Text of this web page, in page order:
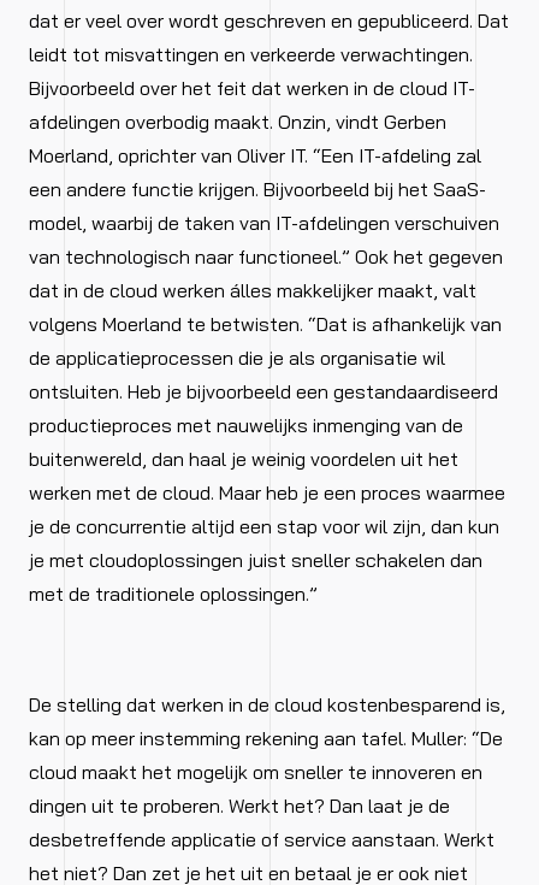
dat er veel over wordt geschreven en gepubliceerd. Dat
leidt tot misvattingen en verkeerde verwachtingen.
Bijvoorbeeld over het feit dat werken in de cloud IT-
afdelingen overbodig maakt. Onzin, vindt Gerben
Moerland, oprichter van Oliver IT. “Een IT-afdeling zal
een andere functie krijgen. Bijvoorbeeld bij het SaaS-
model, waarbij de taken van IT-afdelingen verschuiven
van technologisch naar functioneel.” Ook het gegeven
dat in de cloud werken álles makkelijker maakt, valt
volgens Moerland te betwisten. “Dat is afhankelijk van
de applicatieprocessen die je als organisatie wil
ontsluiten. Heb je bijvoorbeeld een gestandaardiseerd
productieproces met nauwelijks inmenging van de
buitenwereld, dan haal je weinig voordelen uit het
werken met de cloud. Maar heb je een proces waarmee
je de concurrentie altijd een stap voor wil zijn, dan kun
je met cloudoplossingen juist sneller schakelen dan
met de traditionele oplossingen.”
De stelling dat werken in de cloud kostenbesparend is,
kan op meer instemming rekening aan tafel. Muller: “De
cloud maakt het mogelijk om sneller te innoveren en
dingen uit te proberen. Werkt het? Dan laat je de
desbetreffende applicatie of service aanstaan. Werkt
het niet? Dan zet je het uit en betaal je er ook niet